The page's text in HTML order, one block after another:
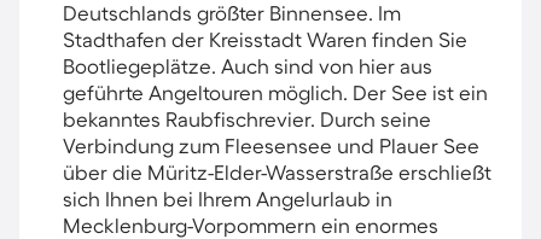
Deutschlands größter Binnensee. Im
Stadthafen der Kreisstadt Waren finden Sie
Bootliegeplätze. Auch sind von hier aus
geführte Angeltouren möglich. Der See ist ein
bekanntes Raubfischrevier. Durch seine
Verbindung zum Fleesensee und Plauer See
über die Müritz-Elder-Wasserstraße erschließt
sich Ihnen bei Ihrem Angelurlaub in
Mecklenburg-Vorpommern ein enormes